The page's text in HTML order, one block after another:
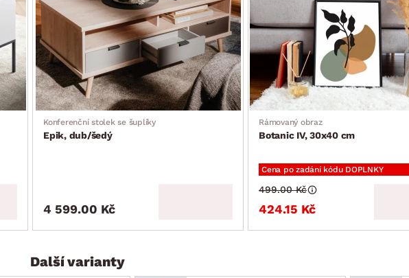
Konferenční stolek se šuplíky
Epik, dub/šedý
4 599.00 Kč
Rámovaný obraz
Botanic IV, 30x40 cm
Cena po zadání kódu DOPLNKY
424.15 Kč
499.00 Kč
Další varianty